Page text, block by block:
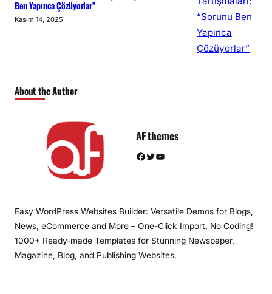
Ben Yapınca Çözüyorlar”
Kasım 14, 2025
About the Author
AF themes
Facebook Twitter YouTube
Easy WordPress Websites Builder: Versatile Demos for Blogs,
News, eCommerce and More – One-Click Import, No Coding!
1000+ Ready-made Templates for Stunning Newspaper,
Magazine, Blog, and Publishing Websites.